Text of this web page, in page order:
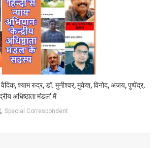
वैदिक, श्याम रुद्र, डॉ. मुनीश्वर, मुकेश, विनोद, अजय, पुष्पेंद्र,
अधिष्ठाता मंडल’ में
Special Correspondent